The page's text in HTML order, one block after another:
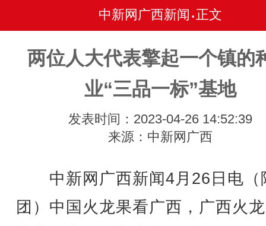
中新网广西新闻 • 正文
两位人大代表擎起一个镇的
业“三品一标”基地
发表时间：2023-04-26 14:52:39
来源：中新网广西
中新网广西新闻4月26日电（
团）中国火龙果看广西，广西火